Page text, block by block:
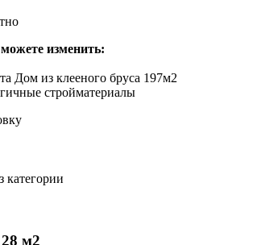
изменить:
Дом из клееного бруса 197м2
стройматериалы
категории
м2